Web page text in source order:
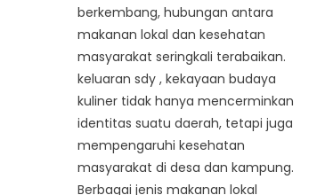
berkembang, hubungan antara
makanan lokal dan kesehatan
masyarakat seringkali terabaikan.
keluaran sdy , kekayaan budaya
kuliner tidak hanya mencerminkan
identitas suatu daerah, tetapi juga
mempengaruhi kesehatan
masyarakat di desa dan kampung.
Berbagai jenis makanan lokal